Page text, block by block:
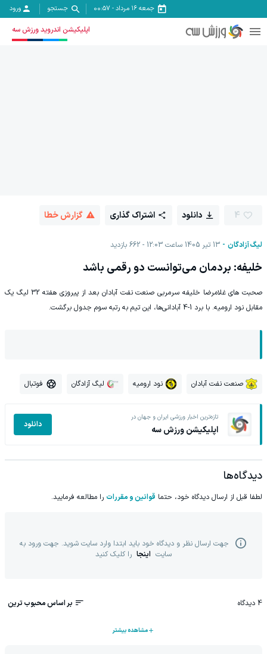
جمعه ۱۶ مرداد -
00:57 جستجو ورود
اپلیکیشن اندروید ورزش سه
لیگ آزادگان 13 تیر 1405 ساعت 12:03 662 بازدید
4 دانلود اشتراک گذاری گزارش خطا
خلیفه: بردمان می‌توانست دو رقمی باشد
صحبت های غلامرضا خلیفه سرمربی صنعت نفت آبادان بعد از پیروزی هفته 32 لیگ یک
مقابل نود ارومیه. با برد 1-4 آبادانی‌ها، این تیم به رتبه سوم جدول برگشت.
صنعت نفت آبادان نود ارومیه لیگ آزادگان فوتبال
تازه‌ترین اخبار ورزشی ایران و جهان در
اپلیکیشن ورزش سه دانلود
دیدگاه‌ها
لطفا قبل از ارسال دیدگاه خود، حتما قوانین و مقررات را مطالعه فرمایید.
جهت ارسال نظر و دیدگاه خود باید ابتدا وارد سایت شوید. جهت ورود به
سایت اینجا را کلیک کنید
4 دیدگاه بر اساس محبوب ترین
مشاهده بیشتر